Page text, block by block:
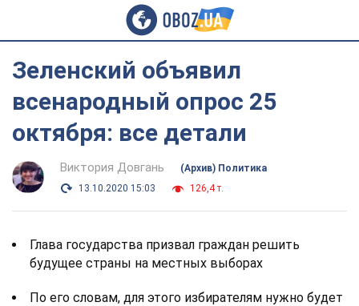
Зеленский объявил
всенародный опрос 25
октября: все детали
Виктория Довгань
(Архив) Политика
13.10.2020 15:03
126,4 т.
Глава государства призвал граждан решить
будущее страны на местных выборах
По его словам, для этого избирателям нужно будет